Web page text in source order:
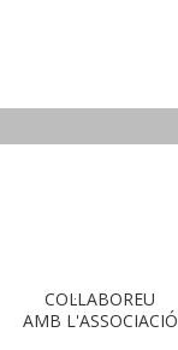
COL·LABOREU
AMB L'ASSOCIACIÓ